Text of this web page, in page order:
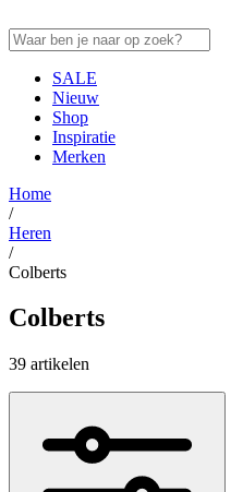
SALE
Nieuw
Shop
Inspiratie
Merken
Home
/
Heren
/
Colberts
Colberts
39 artikelen